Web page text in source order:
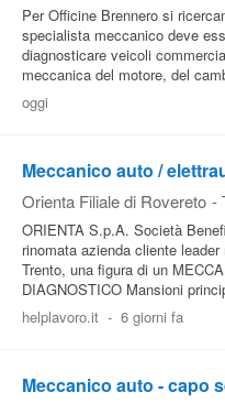
Blog
Offerte
Area
Aziende
Per Officine Brennero si
specialista meccanico deve
diagnosticare veicoli
meccanica del motore, del
oggi
Meccanico auto /
Orienta Filiale di Rovereto -
ORIENTA S.p.A. Società
rinomata azienda cliente
Trento, una figura di un
DIAGNOSTICO Mansioni
helplavoro.it - 6 giorni fa
Meccanico auto - capo